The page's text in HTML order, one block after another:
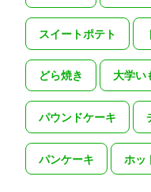
スイートポテト
どら焼き 大学い
パウンドケーキ
パンケーキ ホッ